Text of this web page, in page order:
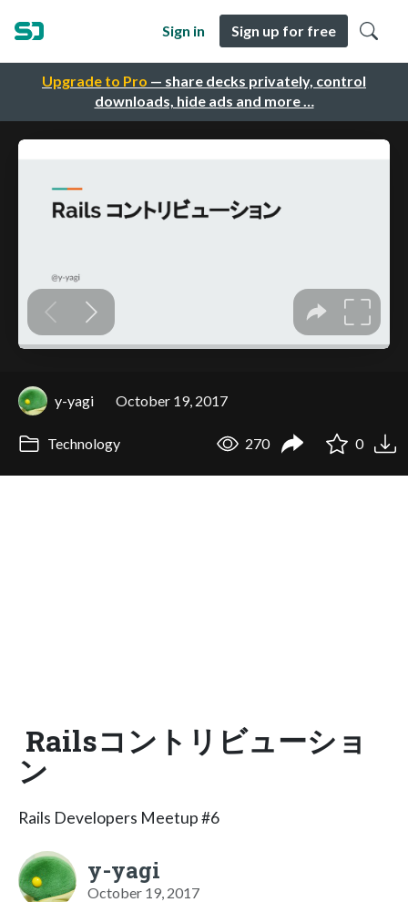
Upgrade to Pro — share decks privately, control
downloads, hide ads and more …
Sign in Sign up for free
y-yagi October 19, 2017
Technology 270 0
Railsコントリビューショ
ン
Rails Developers Meetup #6
y-yagi
October 19, 2017